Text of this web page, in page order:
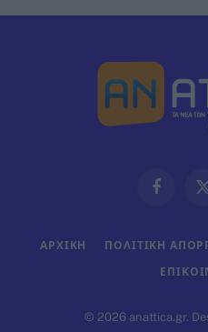
Facebook
ΑΡΧΙΚΗ ΠΟΛΙΤΙΚΗ
© 2026 anattica.gr.